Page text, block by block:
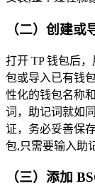
（二）创建或
打开 TP 钱包后
包或导入已有钱
性化的钱包名称
词，助记词就如
证，务必妥善保
包,只需要输入助
（三）添加